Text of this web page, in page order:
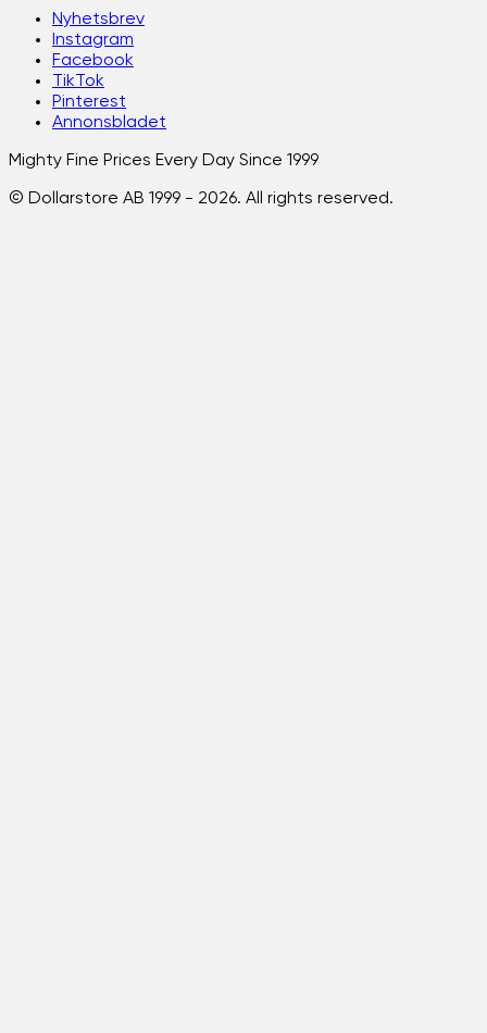
Nyhetsbrev
Instagram
Facebook
TikTok
Pinterest
Annonsbladet
Mighty Fine Prices Every Day Since 1999
© Dollarstore AB 1999 - 2026. All rights reserved.